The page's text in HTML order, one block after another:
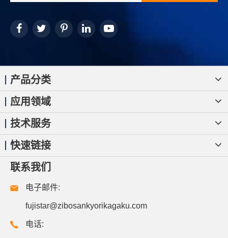
产品分类
应用领域
技术服务
快速链接
联系我们
电子邮件:
fujistar@zibosankyorikagaku.com
电话: